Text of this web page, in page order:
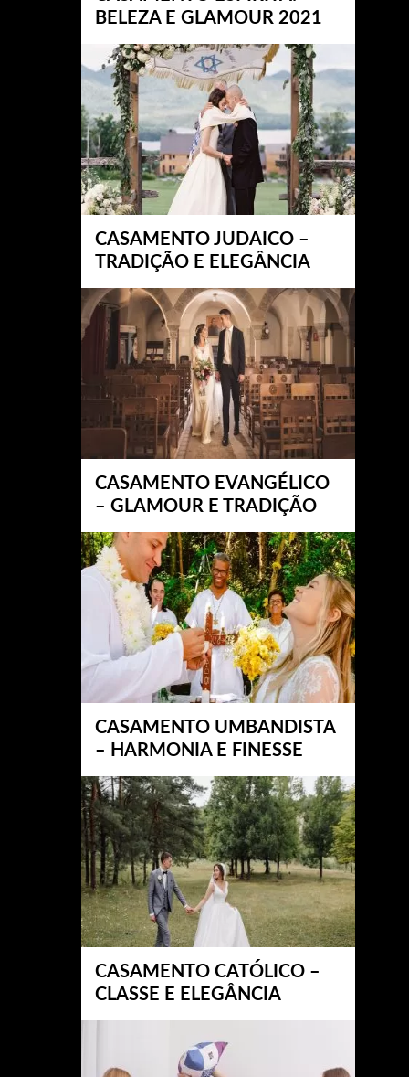
BELEZA E GLAMOUR 2021
CASAMENTO JUDAICO –
TRADIÇÃO E ELEGÂNCIA
CASAMENTO EVANGÉLICO
– GLAMOUR E TRADIÇÃO
CASAMENTO UMBANDISTA
– HARMONIA E FINESSE
CASAMENTO CATÓLICO –
CLASSE E ELEGÂNCIA